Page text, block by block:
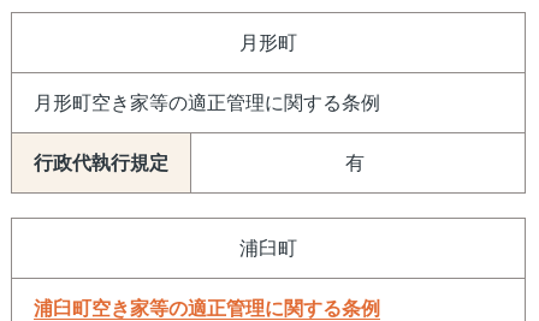
月形町
月形町空き家等の適正管理に関する条例
有
浦臼町
浦臼町空き家等の適正管理に関する条例